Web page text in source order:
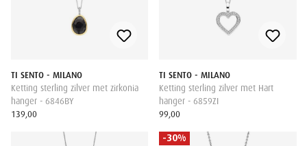
TI SENTO - MILANO
Ketting sterling zilver met zirkonia
hanger - 6846BY
139,00
TI SENTO - MILANO
Ketting sterling zilver met Hart
hanger - 6859ZI
99,00
-30%